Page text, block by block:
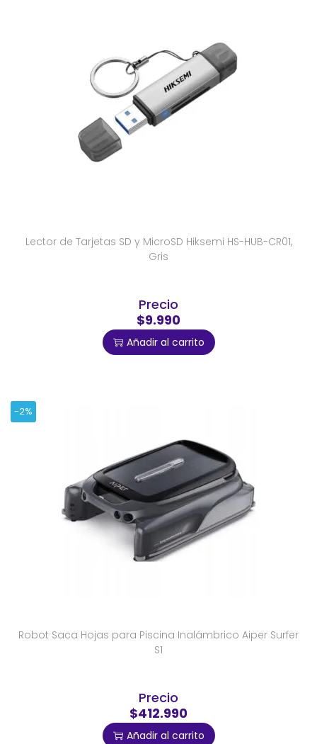
Lector de Tarjetas SD y MicroSD Hiksemi HS-HUB-CR01,
Gris
Precio
$9.990
Añadir al carrito
-2%
Robot Saca Hojas para Piscina Inalámbrico Aiper Surfer
S1
Precio
$412.990
Añadir al carrito